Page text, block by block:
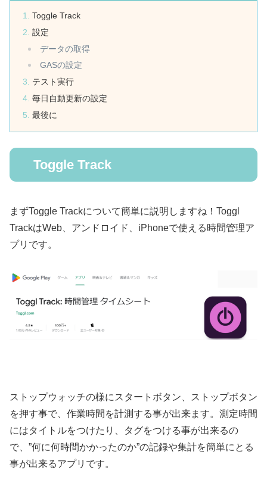
Toggle Track
設定
データの取得
GASの設定
テスト実行
毎日自動更新の設定
最後に
Toggle Track
まずToggle Trackについて簡単に説明しますね！Toggl
TrackはWeb、アンドロイド、iPhoneで使える時間管理ア
プリです。
ストップウォッチの様にスタートボタン、ストップボタン
を押す事で、作業時間を計測する事が出来ます。測定時間
にはタイトルをつけたり、タグをつける事が出来るの
で、”何に何時間かかったのか”の記録や集計を簡単にとる
事が出来るアプリです。